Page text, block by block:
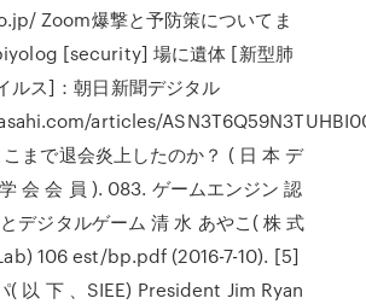
Zoom爆撃と予防策についてま
[security] 場に遺体 [新型肺
ルス]：朝日新聞デジタル
articles/
まで退会炎上したのか？ ( 日 本 デ
会 会 員 ). 083. ゲームエンジン 認
デジタルゲーム 清 水 あやこ( 株 式
106 est/bp.pdf (2016-7-10). [5]
( 以 下 、SIEE) President Jim Ryan